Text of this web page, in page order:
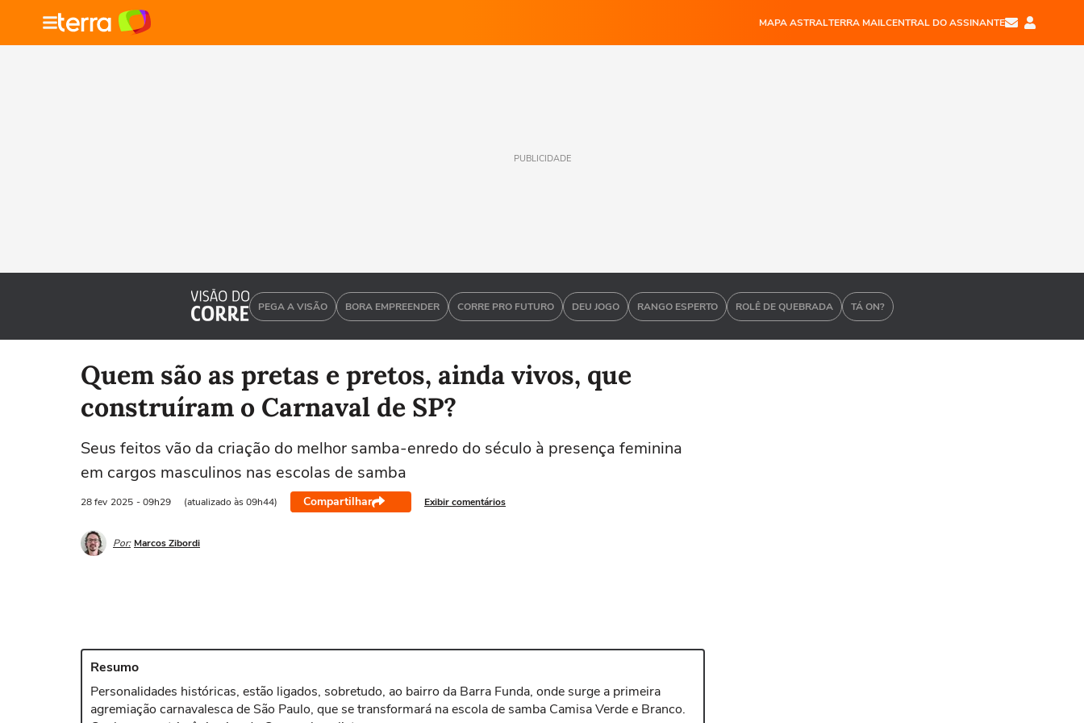
MAPA ASTRALTERRA MAILCENTRAL DO ASSINANTE
PUBLICIDADE
PEGA A VISÃO BORA EMPREENDER CORRE PRO FUTURO DEU JOGO RANGO ESPERTO ROLÊ DE QUEBRADA TÁ ON?
Quem são as pretas e pretos, ainda vivos, que
construíram o Carnaval de SP?
Seus feitos vão da criação do melhor samba-enredo do século à presença feminina
em cargos masculinos nas escolas de samba
28 fev 2025 - 09h29 (atualizado às 09h44) Compartilhar Exibir comentários
Por: Marcos Zibordi
Resumo
Personalidades históricas, estão ligados, sobretudo, ao bairro da Barra Funda, onde surge a primeira
agremiação carnavalesca de São Paulo, que se transformará na escola de samba Camisa Verde e Branco.